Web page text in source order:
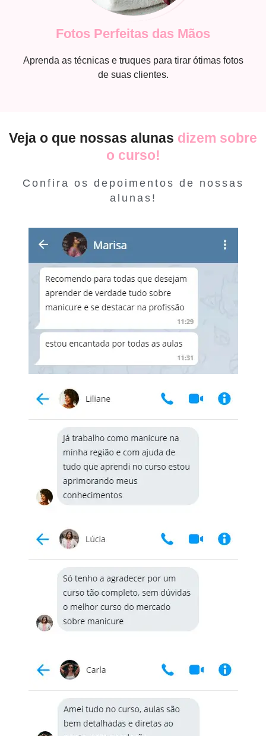
Fotos Perfeitas das Mãos
Aprenda as técnicas e truques para tirar ótimas fotos
de suas clientes.
Veja o que nossas alunas dizem sobre
o curso!
Confira os depoimentos de nossas
alunas!